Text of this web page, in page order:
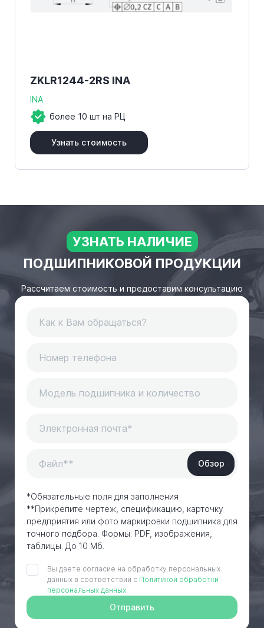
ZKLR1244-2RS INA
INA
более 10 шт на РЦ
Узнать стоимость
УЗНАТЬ НАЛИЧИЕ
ПОДШИПНИКОВОЙ ПРОДУКЦИИ
Рассчитаем стоимость и предоставим консультацию
Обзор
*Обязательные поля для заполнения
**Прикрепите чертеж, спецификацию, карточку
предприятия или фото маркировки подшипника для
точного подбора. Формы: PDF, изображения,
таблицы. До 10 Мб.
Вы даете согласие на обработку персональных
данных в соответствии с Политикой обработки
персональных данных
Отправить